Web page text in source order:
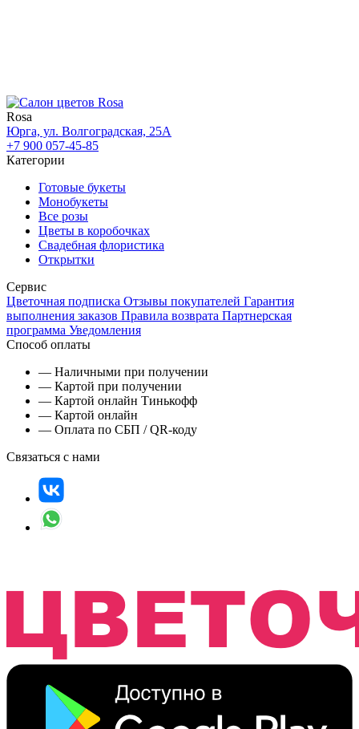
Rosa
Юрга, ул. Волгоградская, 25А
+7 900 057-45-85
Категории
Готовые букеты
Монобукеты
Все розы
Цветы в коробочках
Свадебная флористика
Открытки
Сервис
Цветочная подписка Отзывы покупателей Гарантия
выполнения заказов Правила возврата Партнерская
программа Уведомления
Способ оплаты
— Наличными при получении
— Картой при получении
— Картой онлайн Тинькофф
— Картой онлайн
— Оплата по СБП / QR-коду
Связаться с нами